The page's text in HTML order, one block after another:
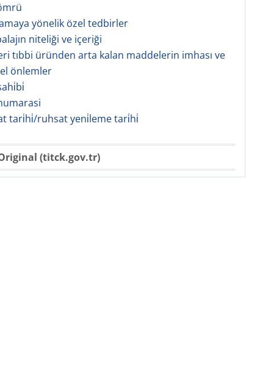
yönelik özel tedbirler
niteliği ve içeriği
tıbbi üründen arta kalan maddelerin imhası ve
önlemler
tari̇hi̇/ruhsat yeni̇leme tari̇hi̇
(titck.gov.tr)